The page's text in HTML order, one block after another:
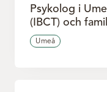
Psykolog i
(IBCT) och
Umeå